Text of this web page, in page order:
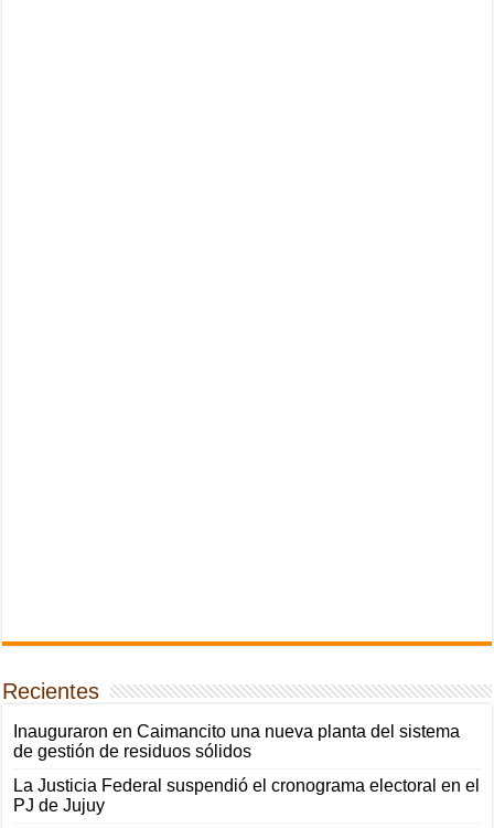
Recientes
Inauguraron en Caimancito una nueva planta del sistema
de gestión de residuos sólidos
La Justicia Federal suspendió el cronograma electoral en el
PJ de Jujuy